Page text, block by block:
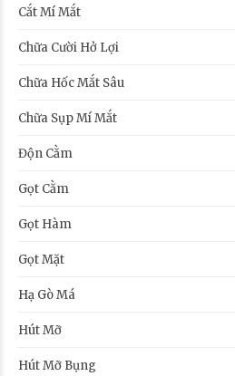
Cắt Mí Mắt
Chữa Cười Hở Lợi
Chữa Hốc Mắt Sâu
Chữa Sụp Mí Mắt
Độn Cằm
Gọt Cằm
Gọt Hàm
Gọt Mặt
Hạ Gò Má
Hút Mỡ
Hút Mỡ Bụng